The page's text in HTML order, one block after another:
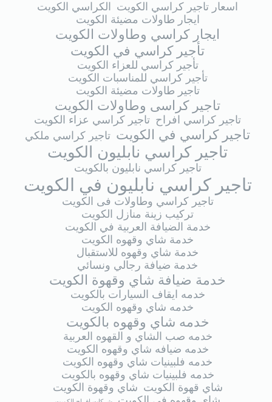
اسعار تاجير كراسي الكويت
الكراسي الكويت
ايجار طاولات مضيئة الكويت
ايجار كراسي وطاولات الكويت
تأجير كراسي في الكويت
تأجير كراسي للعزاء الكويت
تأجير كراسي للمناسبات الكويت
تاجير طاولات مضيئة الكويت
تاجير كراسى وطاولات الكويت
تاجير كراسي افراح تاجير كراسي عزاء الكويت
تاجير كراسي في الكويت تاجير كراسي ملكي
تاجير كراسي نابليون الكويت
تاجير كراسي نابليون بالكويت
تاجير كراسي نابليون في الكويت
تاجير كراسي وطاولات فى الكويت
تركيب زينة منازل الكويت
خدمة الضيافة العربية في الكويت
خدمة شاي وقهوه الكويت
خدمة شاي وقهوه للاستقبال
خدمة ضيافة رجالي ونسائي
خدمة ضيافة شاي وقهوة الكويت
خدمه ايقاف السيارات بالكويت
خدمه شاي وقهوه الكويت
خدمه شاي وقهوه بالكويت
خدمه صب الشاي و القهوه العربية
خدمه ضيافه شاي وقهوه الكويت
خدمه فلبينيات شاي وقهوه الكويت
خدمه فلبينيات شاي وقهوه بالكويت
شاي قهوة الكويت شاي وقهوة الكويت